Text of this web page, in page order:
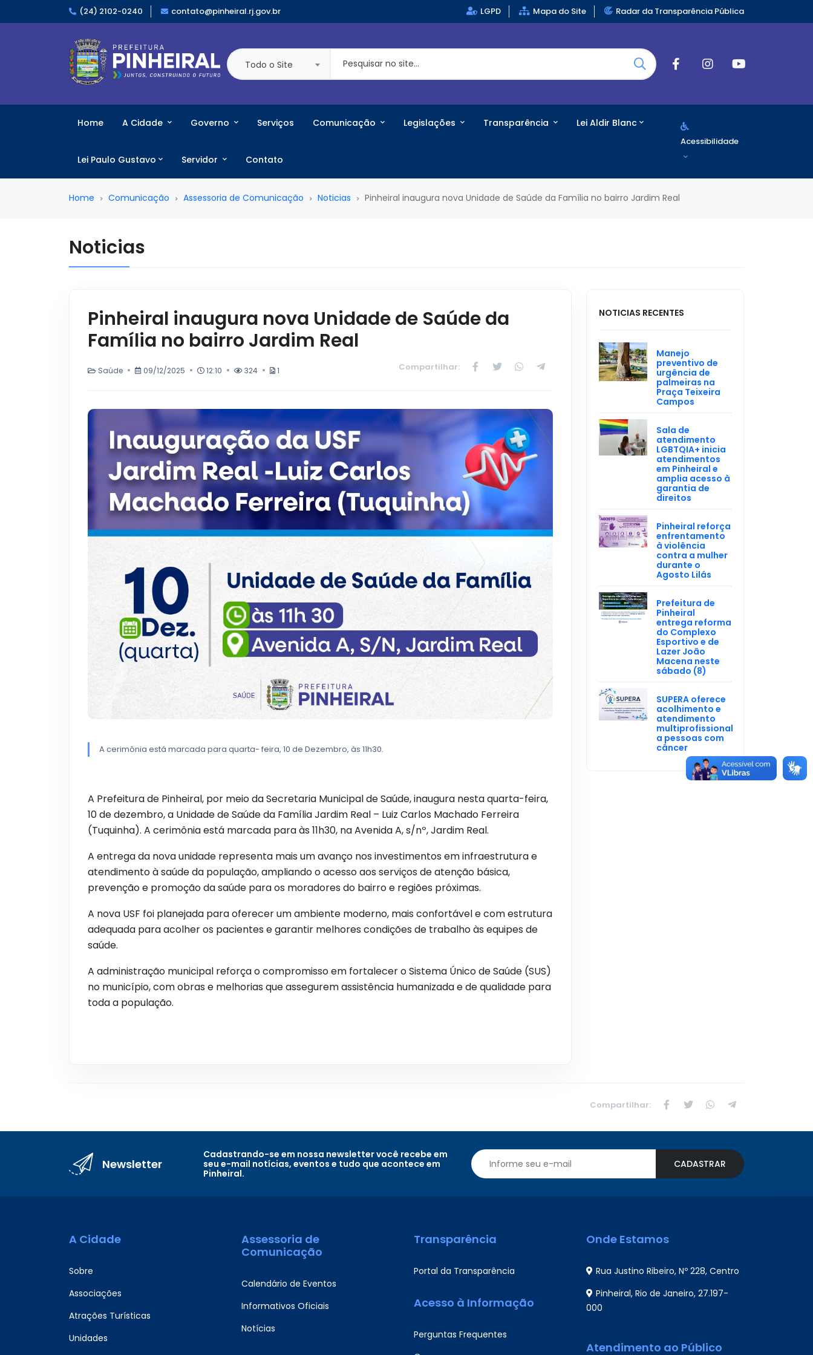
(24) 2102-0240 contato@pinheiral.rj.gov.br LGPD Mapa do Site Radar da Transparência Pública
Todo o Site
Home A Cidade Governo Serviços Comunicação Legislações Transparência Lei Aldir Blanc
Lei Paulo Gustavo Servidor Contato
Acessibilidade
Home Comunicação Assessoria de Comunicação Noticias Pinheiral inaugura nova Unidade de Saúde da Família no bairro Jardim Real
Noticias
Pinheiral inaugura nova Unidade de Saúde da
Família no bairro Jardim Real
Saúde 09/12/2025 12:10 324 1 Compartilhar:
A cerimônia está marcada para quarta- feira, 10 de Dezembro, às 11h30.
A Prefeitura de Pinheiral, por meio da Secretaria Municipal de Saúde, inaugura nesta quarta-feira,
10 de dezembro, a Unidade de Saúde da Família Jardim Real – Luiz Carlos Machado Ferreira
(Tuquinha). A cerimônia está marcada para às 11h30, na Avenida A, s/nº, Jardim Real.
A entrega da nova unidade representa mais um avanço nos investimentos em infraestrutura e
atendimento à saúde da população, ampliando o acesso aos serviços de atenção básica,
prevenção e promoção da saúde para os moradores do bairro e regiões próximas.
A nova USF foi planejada para oferecer um ambiente moderno, mais confortável e com estrutura
adequada para acolher os pacientes e garantir melhores condições de trabalho às equipes de
saúde.
A administração municipal reforça o compromisso em fortalecer o Sistema Único de Saúde (SUS)
no município, com obras e melhorias que assegurem assistência humanizada e de qualidade para
toda a população.
NOTICIAS RECENTES
Manejo
preventivo de
urgência de
palmeiras na
Praça Teixeira
Campos
Sala de
atendimento
LGBTQIA+ inicia
atendimentos
em Pinheiral e
amplia acesso à
garantia de
direitos
Pinheiral reforça
enfrentamento
à violência
contra a mulher
durante o
Agosto Lilás
Prefeitura de
Pinheiral
entrega reforma
do Complexo
Esportivo e de
Lazer João
Macena neste
sábado (8)
SUPERA oferece
acolhimento e
atendimento
multiprofissional
a pessoas com
câncer
Compartilhar:
Newsletter
Cadastrando-se em nossa newsletter você recebe em
seu e-mail notícias, eventos e tudo que acontece em
Pinheiral.
CADASTRAR
A Cidade
Sobre
Associações
Atrações Turísticas
Unidades
Assessoria de
Comunicação
Calendário de Eventos
Informativos Oficiais
Notícias
Transparência
Portal da Transparência
Acesso à Informação
Perguntas Frequentes
Onde Estamos
Rua Justino Ribeiro, Nº 228, Centro
Pinheiral, Rio de Janeiro, 27.197-
000
Atendimento ao Público